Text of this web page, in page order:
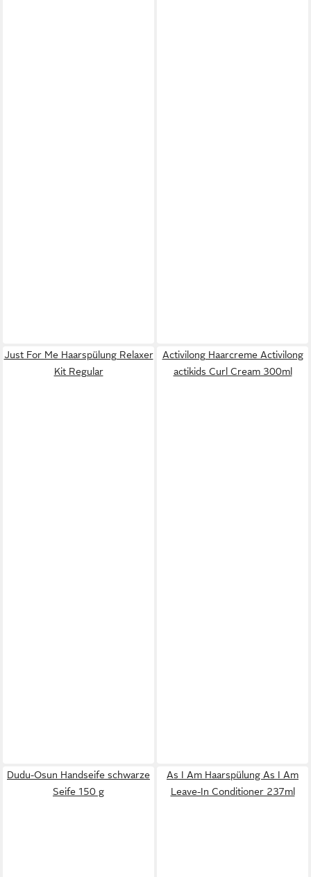
Just For Me Haarspülung Relaxer
Kit Regular
Activilong Haarcreme Activilong
actikids Curl Cream 300ml
Dudu-Osun Handseife schwarze
Seife 150 g
As I Am Haarspülung As I Am
Leave-In Conditioner 237ml